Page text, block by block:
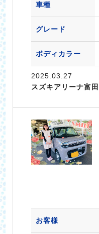
車種
グレード
ボディカラー
2025.03.27
スズキアリーナ富田
お客様